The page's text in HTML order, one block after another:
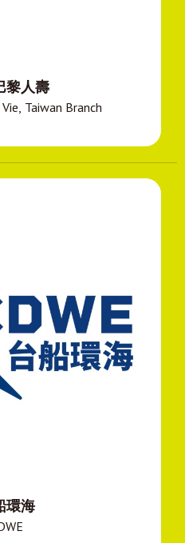
黎人壽
Taiwan Branch
環海